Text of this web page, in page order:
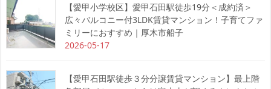
【愛甲小学校区】愛甲石田駅徒歩19分＜成約済＞
広々バルコニー付3LDK賃貸マンション！子育てファ
ミリーにおすすめ｜厚木市船子
2026-05-17
【愛甲石田駅徒歩３分分譲賃貸マンション】最上階